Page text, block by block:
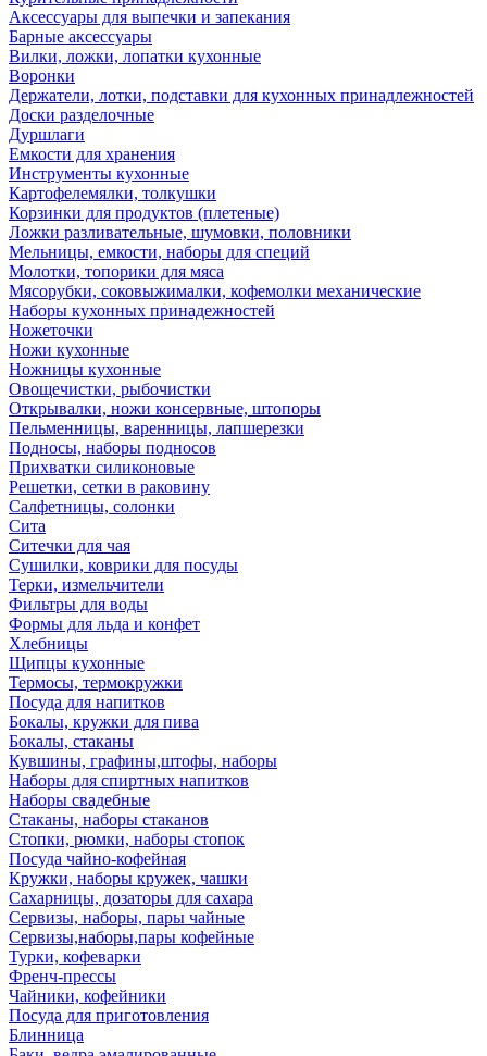
Аксессуары для выпечки и запекания
Барные аксессуары
Вилки, ложки, лопатки кухонные
Воронки
Держатели, лотки, подставки для кухонных принадлежностей
Доски разделочные
Дуршлаги
Емкости для хранения
Инструменты кухонные
Картофелемялки, толкушки
Корзинки для продуктов (плетеные)
Ложки разливательные, шумовки, половники
Мельницы, емкости, наборы для специй
Молотки, топорики для мяса
Мясорубки, соковыжималки, кофемолки механические
Наборы кухонных принадежностей
Ножеточки
Ножи кухонные
Ножницы кухонные
Овощечистки, рыбочистки
Открывалки, ножи консервные, штопоры
Пельменницы, варенницы, лапшерезки
Подносы, наборы подносов
Прихватки силиконовые
Решетки, сетки в раковину
Салфетницы, солонки
Сита
Ситечки для чая
Сушилки, коврики для посуды
Терки, измельчители
Фильтры для воды
Формы для льда и конфет
Хлебницы
Щипцы кухонные
Термосы, термокружки
Посуда для напитков
Бокалы, кружки для пива
Бокалы, стаканы
Кувшины, графины,штофы, наборы
Наборы для спиртных напитков
Наборы свадебные
Стаканы, наборы стаканов
Стопки, рюмки, наборы стопок
Посуда чайно-кофейная
Кружки, наборы кружек, чашки
Сахарницы, дозаторы для сахара
Сервизы, наборы, пары чайные
Сервизы,наборы,пары кофейные
Турки, кофеварки
Френч-прессы
Чайники, кофейники
Посуда для приготовления
Блинница